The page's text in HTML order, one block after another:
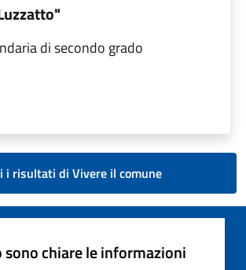
di secondo grado
i risultati di Vivere il comune
sono chiare le informazioni